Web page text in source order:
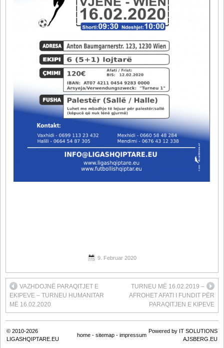
9. Februar 2020
VAZHDOJNË PARAQITJET E
EKIPEVE – TURNEU HUMANITAR
MË 16.02.2020
TURNEU MË 16.02.2019 –
AFROHET AFATI I FUNDIT PËR
PARAQITJEN E KIPEVE
© 2010-2026
LIGASHQIPTARE.EU
home - sitemap - impressum
Powered by IT SOLUTIONS
AJSBERG.EU